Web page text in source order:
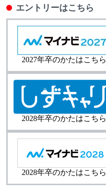
エントリーはこちら
2027年卒のかたはこちら
2028年卒のかたはこちら
2028年卒のかたはこちら